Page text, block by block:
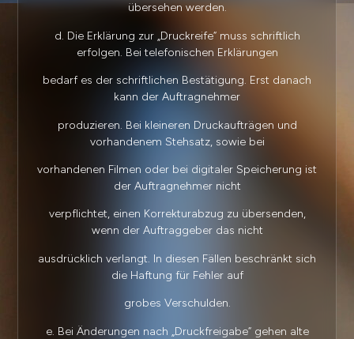
übersehen werden.
d. Die Erklärung zur „Druckreife“ muss schriftlich
erfolgen. Bei telefonischen Erklärungen
bedarf es der schriftlichen Bestätigung. Erst danach
kann der Auftragnehmer
produzieren. Bei kleineren Druckaufträgen und
vorhandenem Stehsatz, sowie bei
vorhandenen Filmen oder bei digitaler Speicherung ist
der Auftragnehmer nicht
verpflichtet, einen Korrekturabzug zu übersenden,
wenn der Auftraggeber das nicht
ausdrücklich verlangt. In diesen Fällen beschränkt sich
die Haftung für Fehler auf
grobes Verschulden.
e. Bei Änderungen nach „Druckfreigabe“ gehen alte